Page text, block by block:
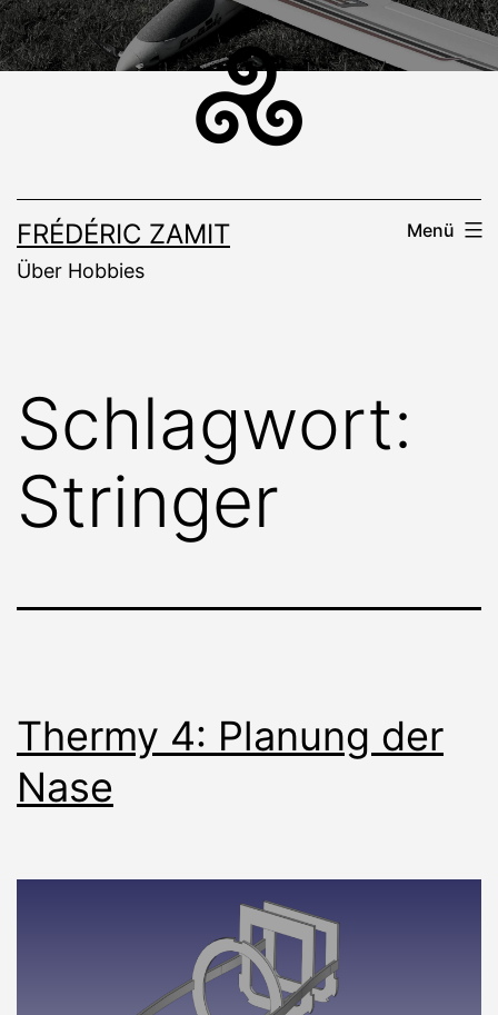
Zum
Inhalt
FRÉDÉRIC ZAMIT
Über Hobbies
Menü
Schlagwort:
Stringer
Thermy 4: Planung der
Nase